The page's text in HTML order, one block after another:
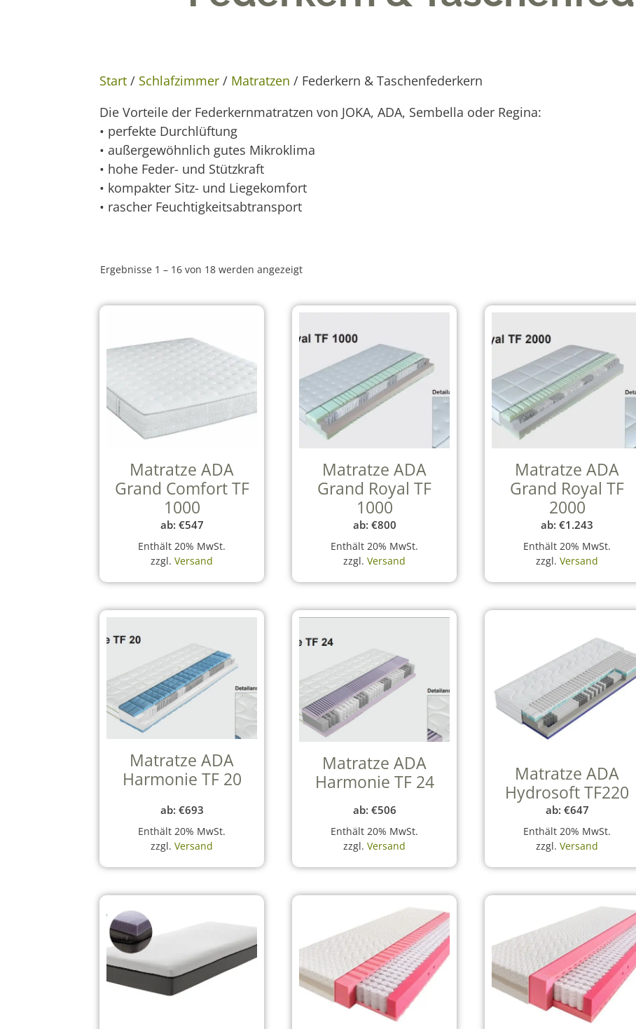
Start / Schlafzimmer / Matratzen / Federkern & Taschenfederkern
Die Vorteile der Federkernmatratzen von JOKA, ADA, Sembella oder Regina:
• perfekte Durchlüftung
• außergewöhnlich gutes Mikroklima
• hohe Feder- und Stützkraft
• kompakter Sitz- und Liegekomfort
• rascher Feuchtigkeitsabtransport
Ergebnisse 1 – 16 von 18 werden angezeigt
Matratze ADA
Grand Comfort TF
1000
ab: €547
Enthält 20% MwSt.
zzgl. Versand
Matratze ADA
Grand Royal TF
1000
ab: €800
Enthält 20% MwSt.
zzgl. Versand
Matratze ADA
Grand Royal TF
2000
ab: €1.243
Enthält 20% MwSt.
zzgl. Versand
Matratze ADA
Harmonie TF 20
ab: €693
Enthält 20% MwSt.
zzgl. Versand
Matratze ADA
Harmonie TF 24
ab: €506
Enthält 20% MwSt.
zzgl. Versand
Matratze ADA
Hydrosoft TF220
ab: €647
Enthält 20% MwSt.
zzgl. Versand